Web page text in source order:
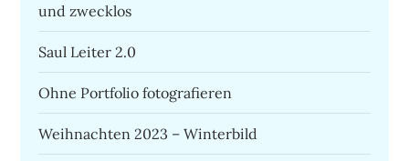
und zwecklos
Saul Leiter 2.0
Ohne Portfolio fotografieren
Weihnachten 2023 – Winterbild